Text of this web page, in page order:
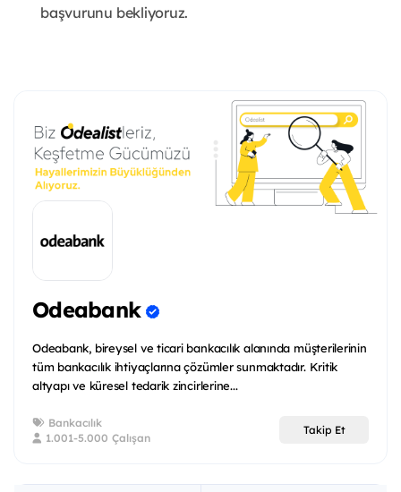
başvurunu bekliyoruz.
Odeabank
Odeabank, bireysel ve ticari bankacılık alanında müşterilerinin
tüm bankacılık ihtiyaçlarına çözümler sunmaktadır. Kritik
altyapı ve küresel tedarik zincirlerine...
Bankacılık
1.001-5.000 Çalışan
Takip Et